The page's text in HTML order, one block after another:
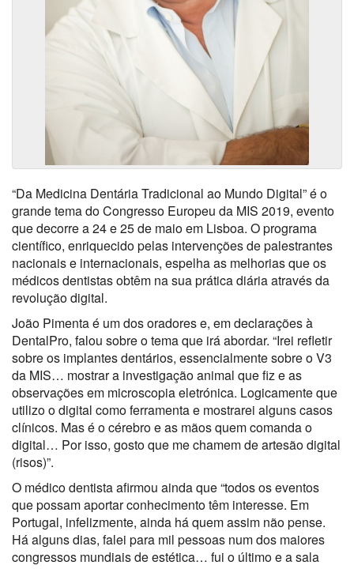
“Da Medicina Dentária Tradicional ao Mundo Digital” é o
grande tema do Congresso Europeu da MIS 2019, evento
que decorre a 24 e 25 de maio em Lisboa. O programa
científico, enriquecido pelas intervenções de palestrantes
nacionais e internacionais, espelha as melhorias que os
médicos dentistas obtêm na sua prática diária através da
revolução digital.
João Pimenta é um dos oradores e, em declarações à
DentalPro, falou sobre o tema que irá abordar. “Irei refletir
sobre os implantes dentários, essencialmente sobre o V3
da MIS… mostrar a investigação animal que fiz e as
observações em microscopia eletrónica. Logicamente que
utilizo o digital como ferramenta e mostrarei alguns casos
clínicos. Mas é o cérebro e as mãos quem comanda o
digital… Por isso, gosto que me chamem de artesão digital
(risos)”.
O médico dentista afirmou ainda que “todos os eventos
que possam aportar conhecimento têm interesse. Em
Portugal, infelizmente, ainda há quem assim não pense.
Há alguns dias, falei para mil pessoas num dos maiores
congressos mundiais de estética… fui o último e a sala